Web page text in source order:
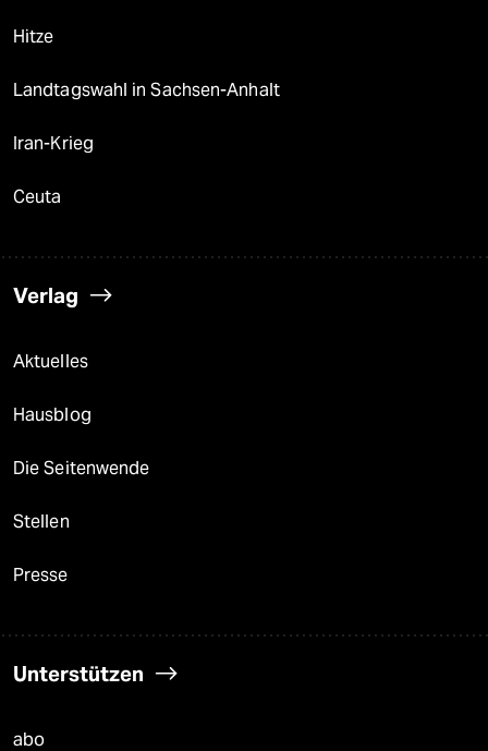
Hitze
Landtagswahl in Sachsen-Anhalt
Iran-Krieg
Ceuta
Verlag
Aktuelles
Hausblog
Die Seitenwende
Stellen
Presse
Unterstützen
abo